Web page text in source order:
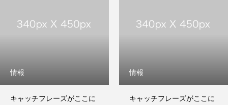
情報
キャッチフレーズがここに
情報
キャッチフレーズがここに